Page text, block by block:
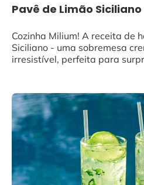
Pavê de Limão Siciliano
Cozinha Milium! A receita de
Siciliano - uma sobremesa
irresistível, perfeita para